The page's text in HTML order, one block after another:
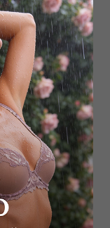
размер
в магазинах